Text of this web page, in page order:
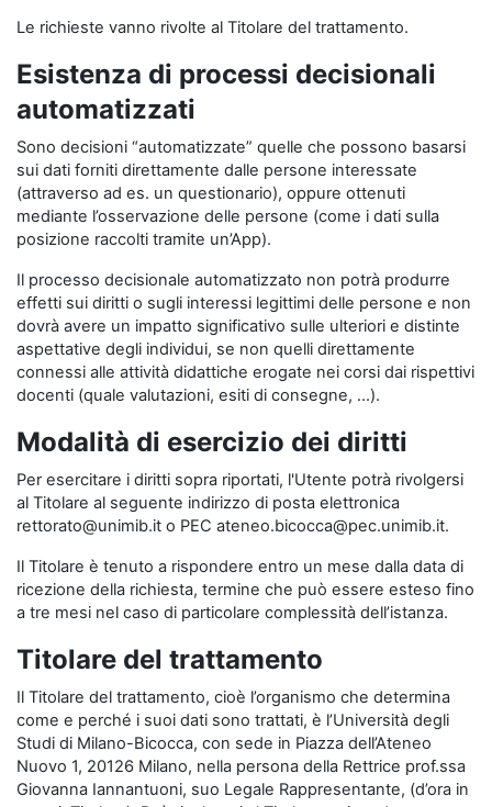
Le richieste vanno rivolte al Titolare del trattamento.
Esistenza di processi decisionali
automatizzati
Sono decisioni “automatizzate” quelle che possono basarsi
sui dati forniti direttamente dalle persone interessate
(attraverso ad es. un questionario), oppure ottenuti
mediante l’osservazione delle persone (come i dati sulla
posizione raccolti tramite un’App).
Il processo decisionale automatizzato non potrà produrre
effetti sui diritti o sugli interessi legittimi delle persone e non
dovrà avere un impatto significativo sulle ulteriori e distinte
aspettative degli individui, se non quelli direttamente
connessi alle attività didattiche erogate nei corsi dai rispettivi
docenti (quale valutazioni, esiti di consegne, …).
Modalità di esercizio dei diritti
Per esercitare i diritti sopra riportati, l'Utente potrà rivolgersi
al Titolare al seguente indirizzo di posta elettronica
rettorato@unimib.it o PEC ateneo.bicocca@pec.unimib.it.
Il Titolare è tenuto a rispondere entro un mese dalla data di
ricezione della richiesta, termine che può essere esteso fino
a tre mesi nel caso di particolare complessità dell’istanza.
Titolare del trattamento
Il Titolare del trattamento, cioè l’organismo che determina
come e perché i suoi dati sono trattati, è l’Università degli
Studi di Milano-Bicocca, con sede in Piazza dell’Ateneo
Nuovo 1, 20126 Milano, nella persona della Rettrice prof.ssa
Giovanna Iannantuoni, suo Legale Rappresentante, (d’ora in